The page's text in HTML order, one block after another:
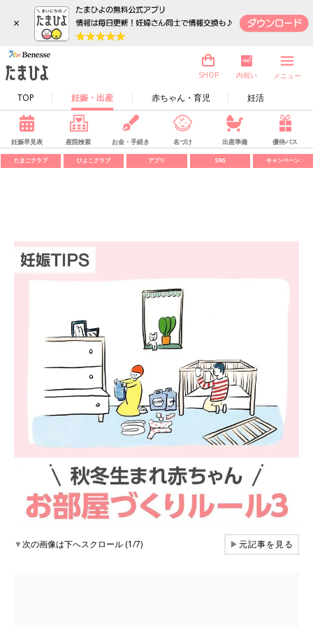
×
TOP 妊娠・出産 赤ちゃん・育児 妊活
SHOP 内祝い メニュー
妊娠早見表 産院検索 お金・手続き 名づけ 出産準備 優待パス
たまごクラブ ひよこクラブ アプリ SNS キャンペーン
▼次の画像は下へスクロール (1/7) ▶元記事を見る